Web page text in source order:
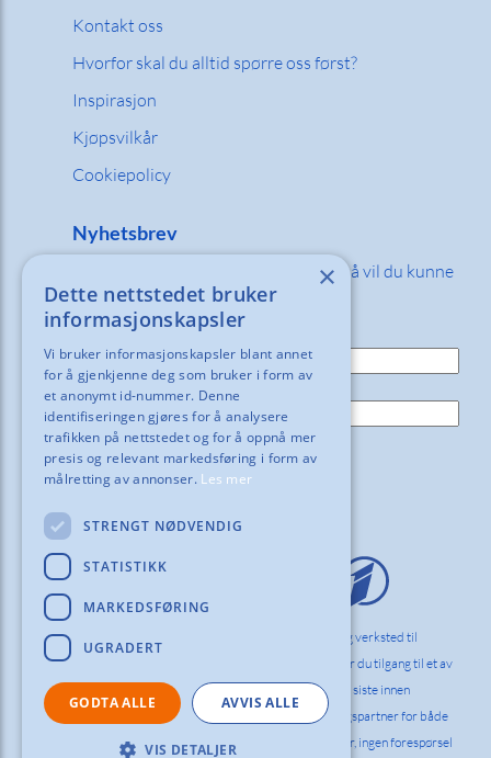
Kontakt oss
Hvorfor skal du alltid spørre oss først?
Inspirasjon
Kjøpsvilkår
Cookiepolicy
Nyhetsbrev
Fyll inn din e-post adresse nedenfor så vil du kunne
motta våre nyheter og tilbud!
Navn:
Vi hos Orderinvest Norlag innreder kontor, skole og verksted til
bedrifter og det offentlige i hele Norden. Hos oss får du tilgang til et av
markedets bredeste og dypeste sortiment med det siste innen
ergonomi og funksjonell design. Vi er din innredningspartner for både
komplette innredningsløsninger og enkelt produkter, ingen forespørsel
×
Dette nettstedet bruker
informasjonskapsler
Vi bruker informasjonskapsler blant annet
for å gjenkjenne deg som bruker i form av
et anonymt id-nummer. Denne
identifiseringen gjøres for å analysere
trafikken på nettstedet og for å oppnå mer
presis og relevant markedsføring i form av
målretting av annonser. Les mer
STRENGT NØDVENDIG
STATISTIKK
MARKEDSFØRING
UGRADERT
GODTA ALLE AVVIS ALLE
VIS DETALJER